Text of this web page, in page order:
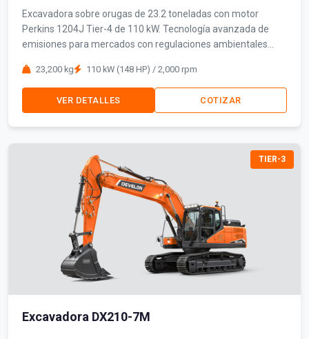
Excavadora sobre orugas de 23.2 toneladas con motor
Perkins 1204J Tier-4 de 110 kW. Tecnología avanzada de
emisiones para mercados con regulaciones ambientales
23,200 kg 110 kW (148 HP) / 2,000 rpm
VER DETALLES COTIZAR
TIER-3
Excavadora DX210-7M